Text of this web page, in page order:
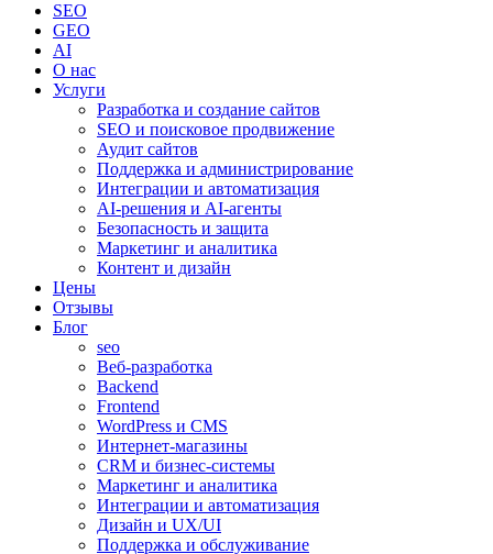
SEO
GEO
AI
О нас
Услуги
Разработка и создание сайтов
SEO и поисковое продвижение
Аудит сайтов
Поддержка и администрирование
Интеграции и автоматизация
AI-решения и AI-агенты
Безопасность и защита
Маркетинг и аналитика
Контент и дизайн
Цены
Отзывы
Блог
seo
Веб-разработка
Backend
Frontend
WordPress и CMS
Интернет-магазины
CRM и бизнес-системы
Маркетинг и аналитика
Интеграции и автоматизация
Дизайн и UX/UI
Поддержка и обслуживание